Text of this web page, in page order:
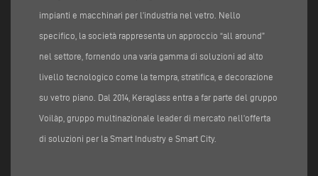
impianti e macchinari per l’industria nel vetro. Nello
specifico, la società rappresenta un approccio “all around”
nel settore, fornendo una varia gamma di soluzioni ad alto
livello tecnologico come la tempra, stratifica, e decorazione
su vetro piano. Dal 2014, Keraglass entra a far parte del gruppo
Voilàp, gruppo multinazionale leader di mercato nell’offerta
di soluzioni per la Smart Industry e Smart City.